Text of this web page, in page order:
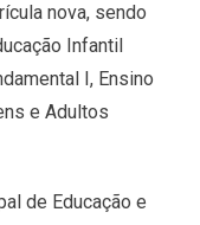
nova, sendo
Infantil
I, Ensino
e Adultos
de Educação e